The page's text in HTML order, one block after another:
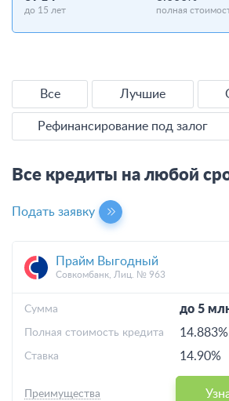
до 15 лет полная
Все Лучшие
Рефинансирование под залог
Все кредиты на любой
Подать заявку
Прайм Выгодный
Совкомбанк, Лиц. № 963
до 5
Cумма
14.883%
Полная стоимость кредита
14.90%
Ставка
Преимущества